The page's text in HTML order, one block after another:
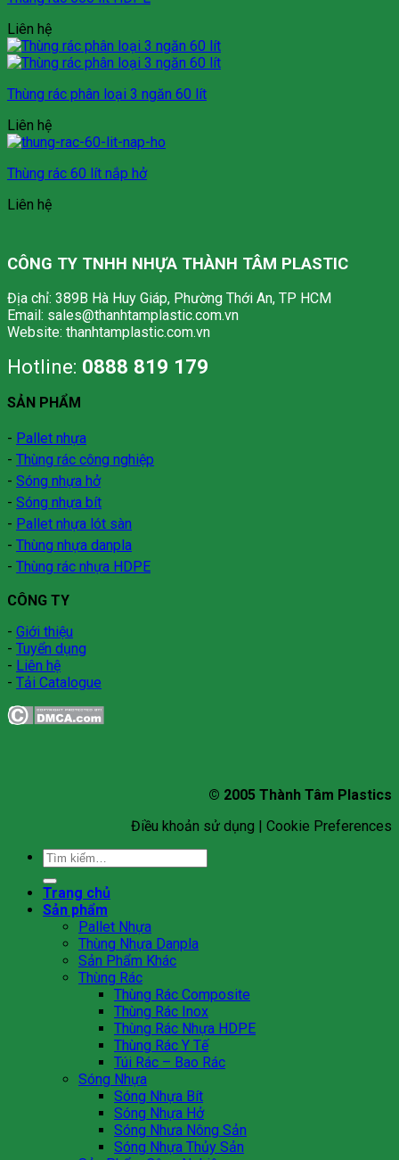
Liên hệ
Thùng rác phân loại 3 ngăn 60 lít
Liên hệ
Thùng rác 60 lít nắp hở
Liên hệ
CÔNG TY TNHH NHỰA THÀNH TÂM PLASTIC
Địa chỉ: 389B Hà Huy Giáp, Phường Thới An, TP HCM
Email: sales@thanhtamplastic.com.vn
Website: thanhtamplastic.com.vn
Hotline: 0888 819 179
SẢN PHẨM
- Pallet nhựa
- Thùng rác công nghiệp
- Sóng nhựa hở
- Sóng nhựa bít
- Pallet nhựa lót sàn
- Thùng nhựa danpla
- Thùng rác nhựa HDPE
CÔNG TY
- Giới thiệu
- Tuyển dụng
- Liên hệ
- Tải Catalogue
© 2005 Thành Tâm Plastics
Điều khoản sử dụng | Cookie Preferences
Tìm
kiếm:
Trang chủ
Sản phẩm
Pallet Nhựa
Thùng Nhựa Danpla
Sản Phẩm Khác
Thùng Rác
Thùng Rác Composite
Thùng Rác Inox
Thùng Rác Nhựa HDPE
Thùng Rác Y Tế
Túi Rác – Bao Rác
Sóng Nhựa
Sóng Nhựa Bít
Sóng Nhựa Hở
Sóng Nhưa Nông Sản
Sóng Nhựa Thủy Sản